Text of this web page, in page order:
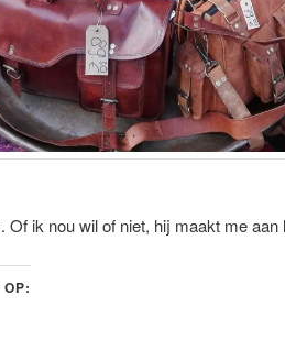
Of ik nou wil of niet, hij maakt me aan